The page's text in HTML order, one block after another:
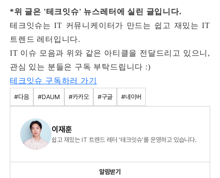
*위 글은 '테크잇슈' 뉴스레터에 실린 글입니다.
테크잇슈는 IT 커뮤니케이터가 만드는 쉽고 재밌는 IT
트렌드 레터입니다.
IT 이슈 모음과 위와 같은 아티클을 전달드리고 있으니,
관심 있는 분들은 구독 부탁드립니다 :)
테크잇슈 구독하러 가기
#다음 #DAUM #카카오 #구글 #네이버
이재훈
쉽고 재밌는 IT 트렌드 레터 '테크잇슈'를 운영하고 있습니다.
알림받기